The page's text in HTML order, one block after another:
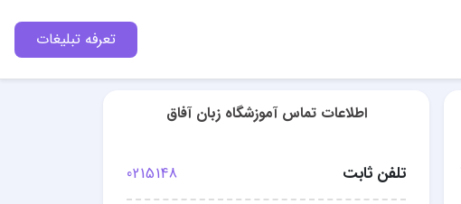
تعرفه تبلیغات
اطلاعات تماس آموزشگاه زبان آفاق
تلفن ثابت 0215148